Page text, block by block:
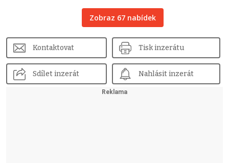
Zobraz 67 nabídek
Kontaktovat Tisk inzerátu
Sdílet inzerát Nahlásit inzerát